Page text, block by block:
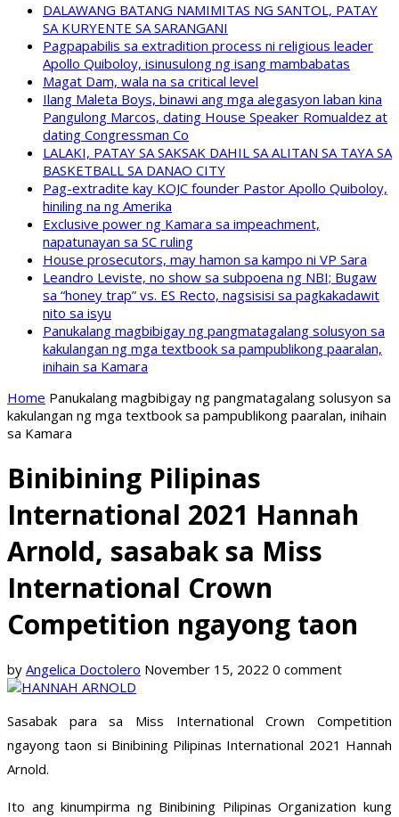
DALAWANG BATANG NAMIMITAS NG SANTOL, PATAY
SA KURYENTE SA SARANGANI
Pagpapabilis sa extradition process ni religious leader
Apollo Quiboloy, isinusulong ng isang mambabatas
Magat Dam, wala na sa critical level
Ilang Maleta Boys, binawi ang mga alegasyon laban kina
Pangulong Marcos, dating House Speaker Romualdez at
dating Congressman Co
LALAKI, PATAY SA SAKSAK DAHIL SA ALITAN SA TAYA SA
BASKETBALL SA DANAO CITY
Pag-extradite kay KOJC founder Pastor Apollo Quiboloy,
hiniling na ng Amerika
Exclusive power ng Kamara sa impeachment,
napatunayan sa SC ruling
House prosecutors, may hamon sa kampo ni VP Sara
Leandro Leviste, no show sa subpoena ng NBI; Bugaw
sa “honey trap” vs. ES Recto, nagsisisi sa pagkakadawit
nito sa isyu
Panukalang magbibigay ng pangmatagalang solusyon sa
kakulangan ng mga textbook sa pampublikong paaralan,
inihain sa Kamara
Home Panukalang magbibigay ng pangmatagalang solusyon sa
kakulangan ng mga textbook sa pampublikong paaralan, inihain
sa Kamara
Binibining Pilipinas
International 2021 Hannah
Arnold, sasabak sa Miss
International Crown
Competition ngayong taon
by Angelica Doctolero November 15, 2022 0 comment
Sasabak para sa Miss International Crown Competition
ngayong taon si Binibining Pilipinas International 2021 Hannah
Arnold.
Ito ang kinumpirma ng Binibining Pilipinas Organization kung